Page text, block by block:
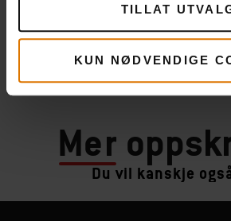
TILLAT
KUN NØDVENDIGE
Mer
Du vil kanskje